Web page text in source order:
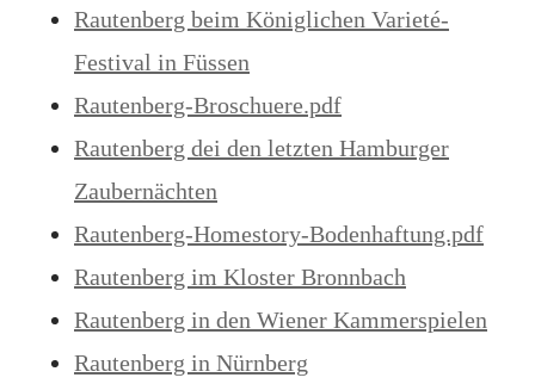
Rautenberg beim Königlichen Varieté-
Festival in Füssen
Rautenberg-Broschuere.pdf
Rautenberg dei den letzten Hamburger
Zaubernächten
Rautenberg-Homestory-Bodenhaftung.pdf
Rautenberg im Kloster Bronnbach
Rautenberg in den Wiener Kammerspielen
Rautenberg in Nürnberg